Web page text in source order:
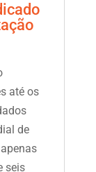
até os
de
seis